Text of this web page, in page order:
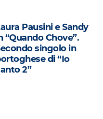
Club
Pausini e Sandy
“Quando Chove”.
singolo in
di “Io
2”